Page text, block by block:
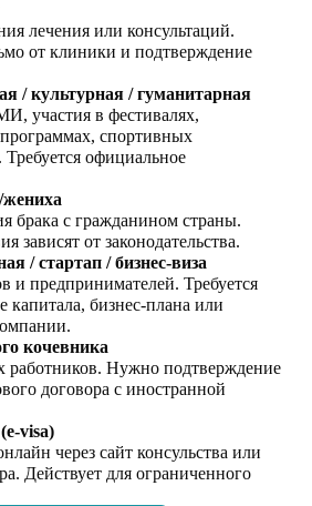
лечения или консультаций.
от клиники и подтверждение
/ культурная / гуманитарная
участия в фестивалях,
спортивных
официальное
жениха
брака с гражданином страны.
зависят от законодательства.
/ стартап / бизнес‑виза
и предпринимателей. Требуется
капитала, бизнес‑плана или
кочевника
работников. Нужно подтверждение
договора с иностранной
через сайт консульства или
Действует для ограниченного